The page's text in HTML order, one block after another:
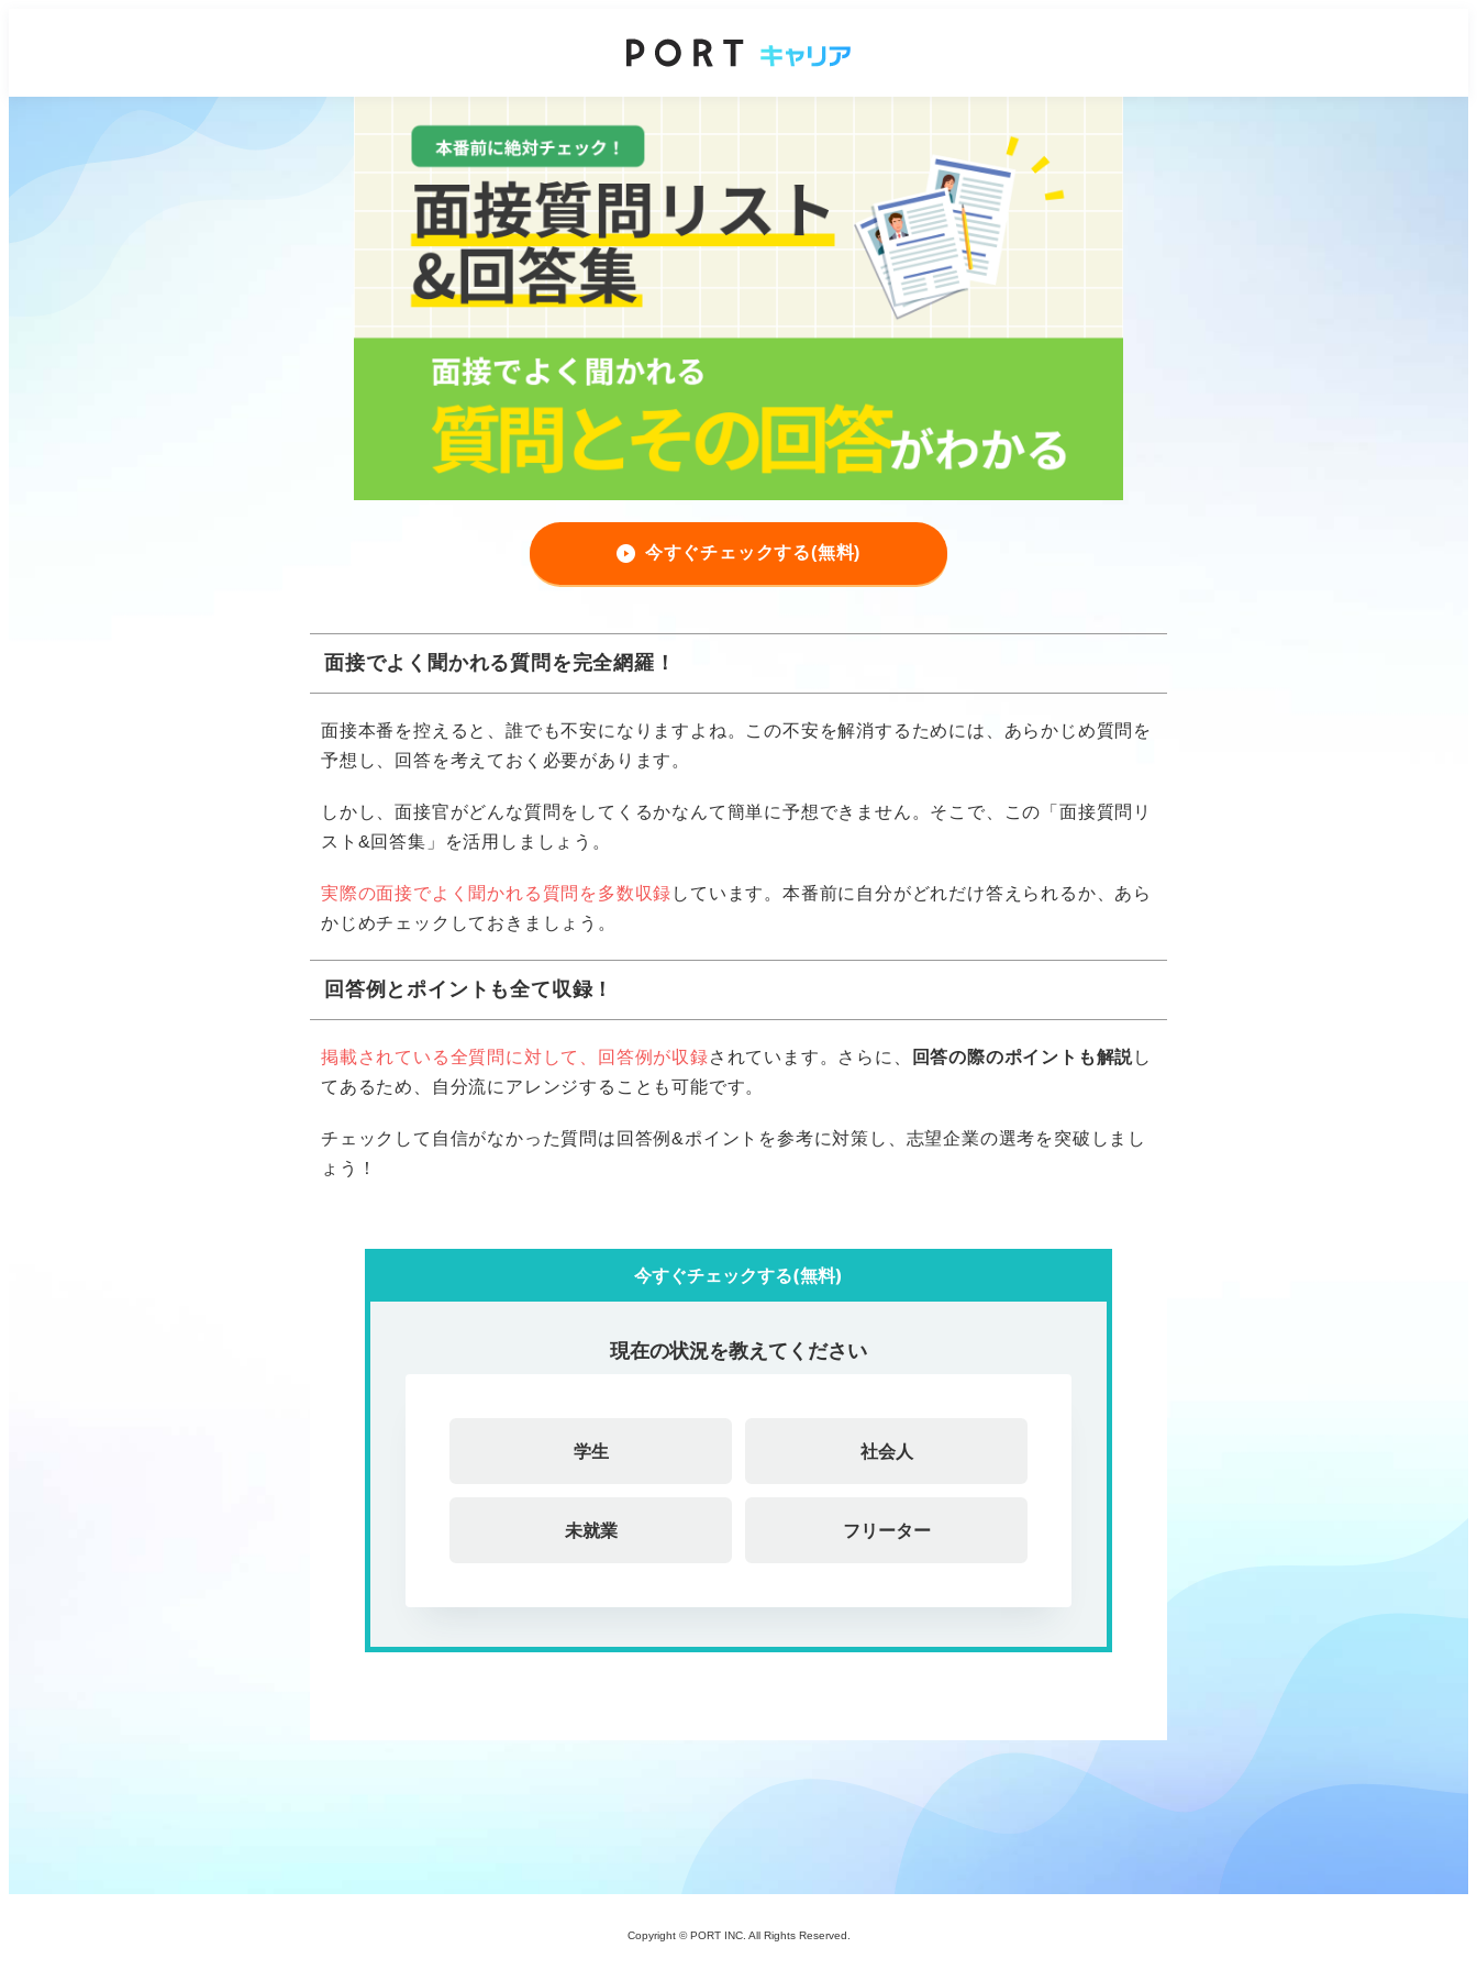
今すぐチェックする(無料)
面接でよく聞かれる質問を完全網羅！
面接本番を控えると、誰でも不安になりますよね。この不安を解消するためには、あらかじめ質問を
予想し、回答を考えておく必要があります。
しかし、面接官がどんな質問をしてくるかなんて簡単に予想できません。そこで、この「面接質問リ
スト&回答集」を活用しましょう。
実際の面接でよく聞かれる質問を多数収録 しています。本番前に自分がどれだけ答えられるか、あら
かじめチェックしておきましょう。
回答例とポイントも全て収録！
掲載されている全質問に対して、回答例が収録されています。さらに、 回答の際のポイントも解説し
てあるため、自分流にアレンジすることも可能です。
チェックして自信がなかった質問は回答例&ポイントを参考に対策し、志望企業の選考を突破しまし
ょう！
今すぐチェックする(無料)
現在の状況を教えてください
学生 社会人
未就業 フリーター
Copyright © PORT INC. All Rights Reserved.